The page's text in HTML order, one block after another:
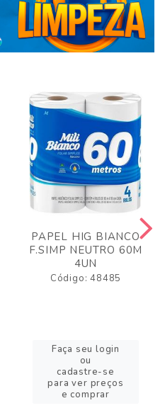
PAPEL HIG BIANCO
F.SIMP NEUTRO 60M
4UN
Código: 48485
Faça seu login
ou
cadastre-se
para ver preços
e comprar